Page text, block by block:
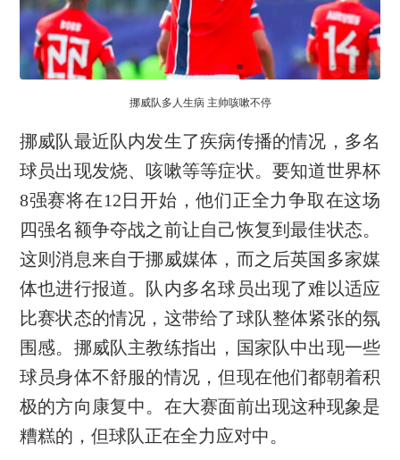
挪威队多人生病 主帅咳嗽不停
挪威队最近队内发生了疾病传播的情况，多名
球员出现发烧、咳嗽等等症状。要知道世界杯
8强赛将在12日开始，他们正全力争取在这场
四强名额争夺战之前让自己恢复到最佳状态。
这则消息来自于挪威媒体，而之后英国多家媒
体也进行报道。队内多名球员出现了难以适应
比赛状态的情况，这带给了球队整体紧张的氛
围感。挪威队主教练指出，国家队中出现一些
球员身体不舒服的情况，但现在他们都朝着积
极的方向康复中。在大赛面前出现这种现象是
糟糕的，但球队正在全力应对中。